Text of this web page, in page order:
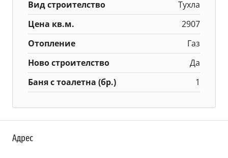
Вид строителство
Тухла
Цена кв.м.
2907
Отопление
Газ
Ново строителство
Да
Баня с тоалетна (бр.)
1
Адрес